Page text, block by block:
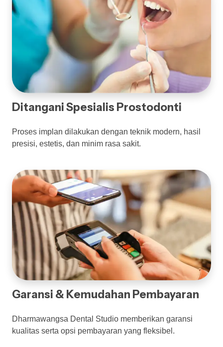
Ditangani Spesialis Prostodonti
Proses implan dilakukan dengan teknik modern, hasil
presisi, estetis, dan minim rasa sakit.
Garansi & Kemudahan Pembayaran
Dharmawangsa Dental Studio memberikan garansi
kualitas serta opsi pembayaran yang fleksibel.